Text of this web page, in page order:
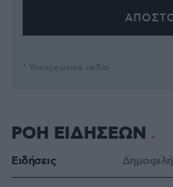
* Υποχρεωτικά πεδία
ΡΟΗ ΕΙΔΗΣΕΩΝ
Ειδήσεις Δημοφιλή